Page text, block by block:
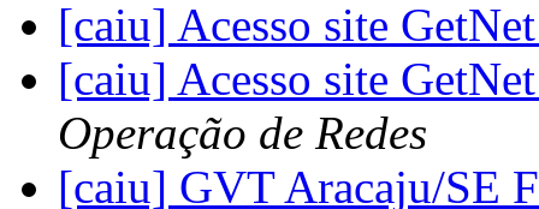
[caiu] Acesso site
[caiu] Acesso site
Operação de Redes
[caiu] GVT Aracaju/SE